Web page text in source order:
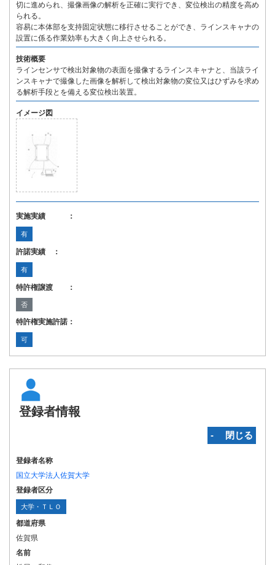
切に進められ、撮像画像の解析を正確に実行でき、変位検出の精度を高め
られる。
容易に本体部を支持固定状態に移行させることができ、ラインスキャナの
設置に係る作業効率も大きく向上させられる。
技術概要
ラインセンサで検出対象物の表面を撮像するラインスキャナと、当該ライ
ンスキャナで撮像した画像を解析して検出対象物の変位又はひずみを求め
る解析手段とを備える変位検出装置。
イメージ図
実施実績 ：
有
許諾実績 ：
有
特許権譲渡 ：
否
特許権実施許諾：
可
登録者情報
‐ 閉じる
登録者名称
国立大学法人佐賀大学
登録者区分
大学・ＴＬＯ
都道府県
佐賀県
名前